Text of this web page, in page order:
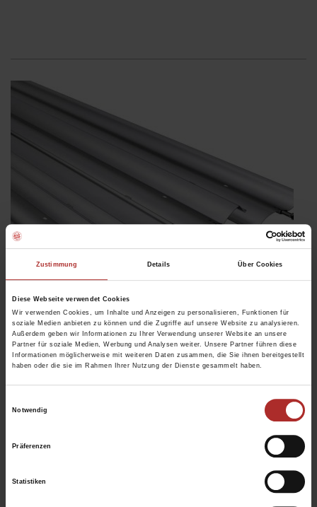
Zustimmung Details Über Cookies
Diese Webseite verwendet Cookies
Wir verwenden Cookies, um Inhalte und Anzeigen zu personalisieren, Funktionen für
soziale Medien anbieten zu können und die Zugriffe auf unsere Website zu analysieren.
Außerdem geben wir Informationen zu Ihrer Verwendung unserer Website an unsere
Partner für soziale Medien, Werbung und Analysen weiter. Unsere Partner führen diese
Informationen möglicherweise mit weiteren Daten zusammen, die Sie ihnen bereitgestellt
haben oder die sie im Rahmen Ihrer Nutzung der Dienste gesammelt haben.
Notwendig
Präferenzen
Statistiken
Abdunkelungslamellen
Perfekter Lamellenschluss dank der speziellen
Lamellengeometrie – wenn es besonders dunkel sein soll
Zetra Lamelle 80 Z - Gerades Lamellendesign mit
Lamellenbreiten: 80 (Zetra), 73 und 90/93 mm